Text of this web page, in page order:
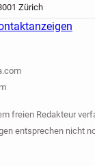
Zürich
freien Redakteur
entsprechen nicht